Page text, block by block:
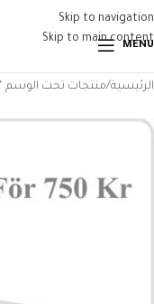
Skip to navigation
Skip to main content
MENU
الرئيسية منتجات تحت الوسم